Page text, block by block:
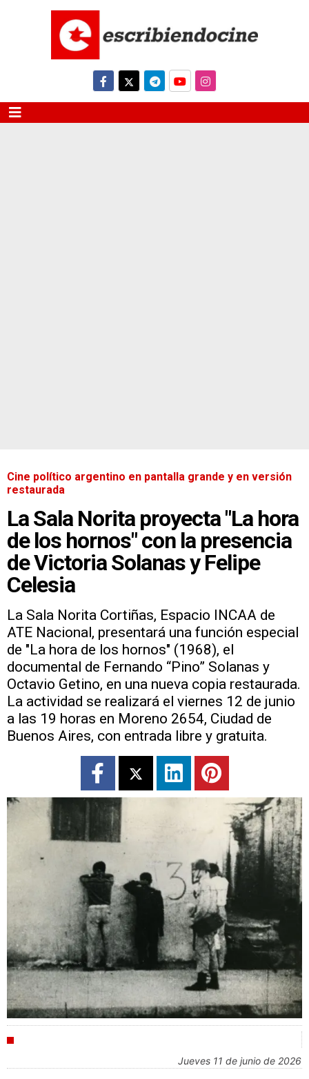
Cine político argentino en pantalla grande y en versión
restaurada
La Sala Norita proyecta "La hora
de los hornos" con la presencia
de Victoria Solanas y Felipe
Celesia
La Sala Norita Cortiñas, Espacio INCAA de
ATE Nacional, presentará una función especial
de "La hora de los hornos" (1968), el
documental de Fernando “Pino” Solanas y
Octavio Getino, en una nueva copia restaurada.
La actividad se realizará el viernes 12 de junio
a las 19 horas en Moreno 2654, Ciudad de
Buenos Aires, con entrada libre y gratuita.
jueves 11 de junio de 2026